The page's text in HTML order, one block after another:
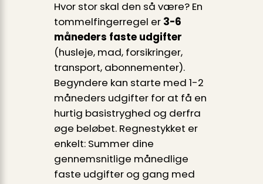
Hvor stor skal den så være? En
tommelfingerregel er 3-6
måneders faste udgifter
(husleje, mad, forsikringer,
transport, abonnementer).
Begyndere kan starte med 1-2
måneders udgifter for at få en
hurtig basistryghed og derfra
øge beløbet. Regnestykket er
enkelt: Summer dine
gennemsnitlige månedlige
faste udgifter og gang med